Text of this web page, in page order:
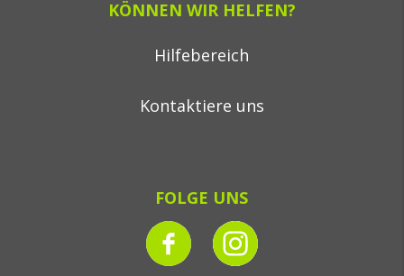
KÖNNEN WIR HELFEN?
Hilfebereich
Kontaktiere uns
FOLGE UNS